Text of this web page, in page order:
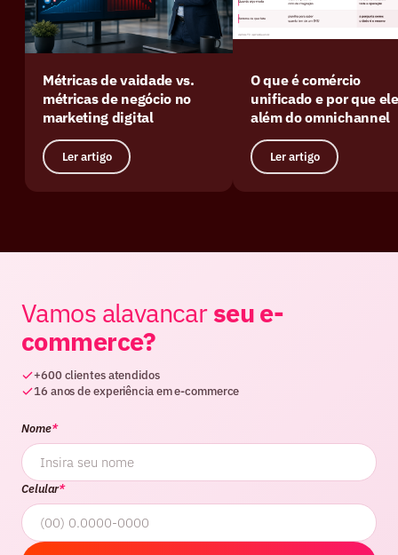
Métricas de vaidade vs.
métricas de negócio no
marketing digital
Ler artigo
O que é comércio
unificado e por que
além do omnichannel
Ler artigo
Vamos alavancarseu e-
commerce?
+600 clientes atendidos
16 anos de experiência em e-commerce
Nome*
Celular*